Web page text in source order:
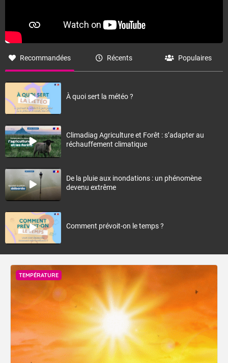
Recommandées Récents Populaires
À quoi sert la météo ?
Climadiag Agriculture et Forêt : s’adapter au
réchauffement climatique
De la pluie aux inondations : un phénomène
devenu extrême
Comment prévoit-on le temps ?
TEMPÉRATURE